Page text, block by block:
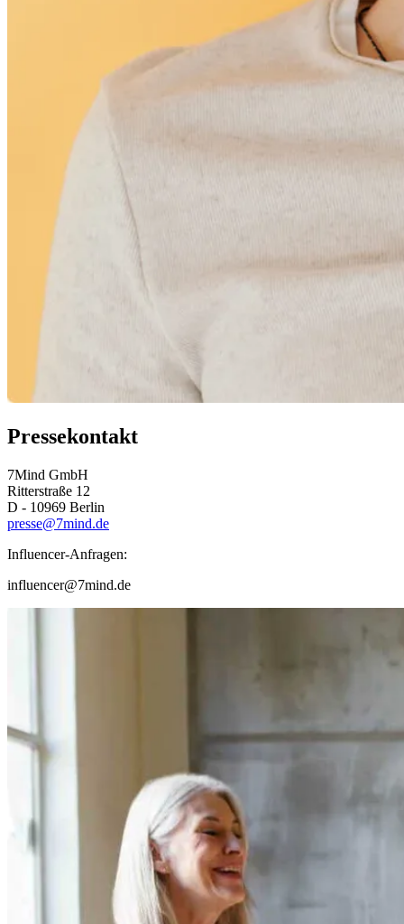
Pressekontakt
7Mind GmbH
Ritterstraße 12
D - 10969 Berlin
presse@7mind.de
Influencer-Anfragen:
influencer@7mind.de